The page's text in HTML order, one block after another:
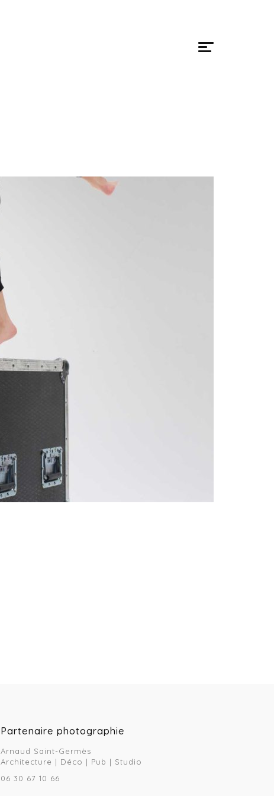
Partenaire photographie
Arnaud Saint-Germès
Architecture | Déco | Pub | Studio
06 30 67 10 66